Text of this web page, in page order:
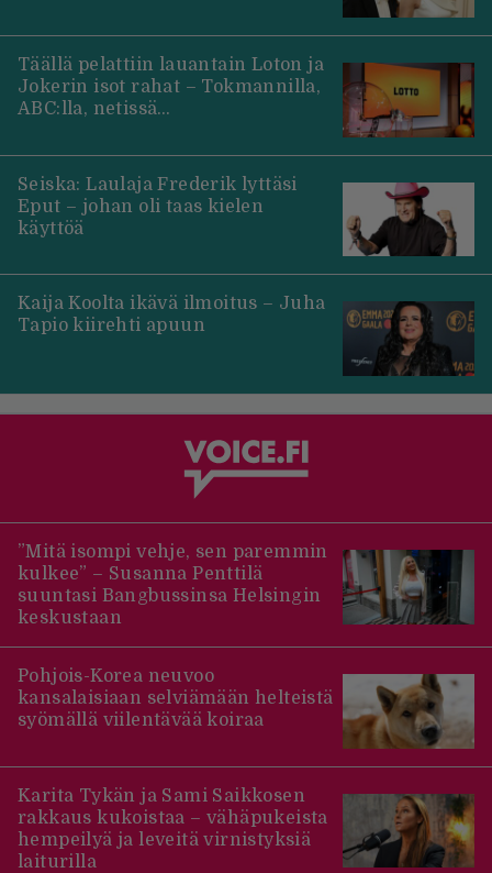
Täällä pelattiin lauantain Loton ja
Jokerin isot rahat – Tokmannilla,
ABC:lla, netissä…
Seiska: Laulaja Frederik lyttäsi
Eput – johan oli taas kielen
käyttöä
Kaija Koolta ikävä ilmoitus – Juha
Tapio kiirehti apuun
”Mitä isompi vehje, sen paremmin
kulkee” – Susanna Penttilä
suuntasi Bangbussinsa Helsingin
keskustaan
Pohjois-Korea neuvoo
kansalaisiaan selviämään helteistä
syömällä viilentävää koiraa
Karita Tykän ja Sami Saikkosen
rakkaus kukoistaa – vähäpukeista
hempeilyä ja leveitä virnistyksiä
laiturilla